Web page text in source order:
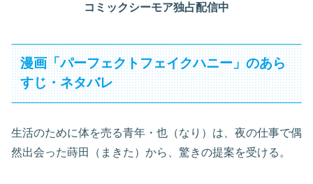
コミックシーモア独占配信中
漫画「パーフェクトフェイクハニー」のあら
すじ・ネタバレ
生活のために体を売る青年・也（なり）は、夜の仕事で偶
然出会った蒔田（まきた）から、驚きの提案を受ける。